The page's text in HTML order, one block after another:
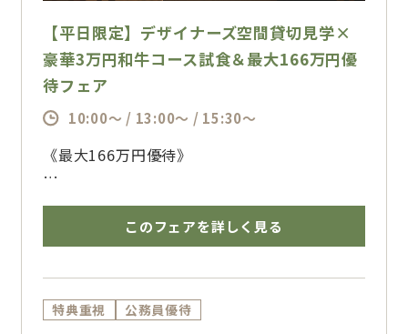
【平日限定】デザイナーズ空間貸切見学×
豪華3万円和牛コース試食＆最大166万円優
待フェア
10:00～ / 13:00～ / 15:30～
《最大166万円優待》
定で式場見学に行けない方にも安心開催！
「平日だからこそゆっくり料理試食・会場見学
ます。
熊本駅徒歩0分、アミュプラザ内にあるフォレ
このフェアを詳しく見る
特典重視 公務員優待